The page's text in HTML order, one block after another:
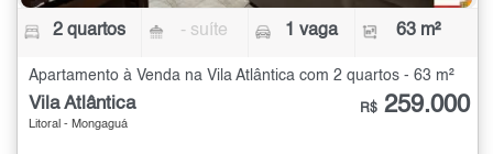
2 quartos - suíte 1 vaga 63 m²
Apartamento à Venda na Vila Atlântica com 2 quartos - 63 m²
Vila Atlântica
Litoral - Mongaguá
R$ 259.000